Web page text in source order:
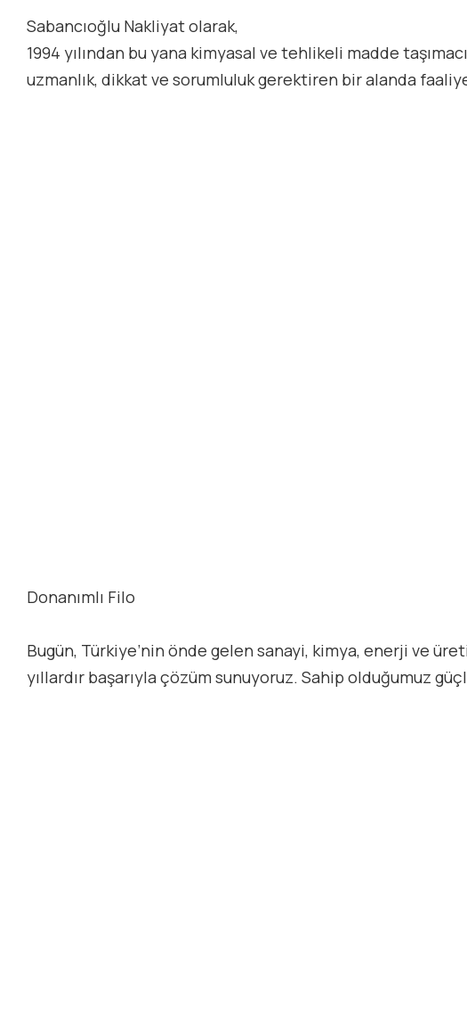
Sabancıoğlu Nakliyat olarak,
1994 yılından bu yana kimyasal ve tehlikeli madde
uzmanlık, dikkat ve sorumluluk gerektiren bir alanda
Donanımlı Filo
Bugün, Türkiye’nin önde gelen sanayi, kimya, enerji ve
yıllardır başarıyla çözüm sunuyoruz. Sahip olduğumuz